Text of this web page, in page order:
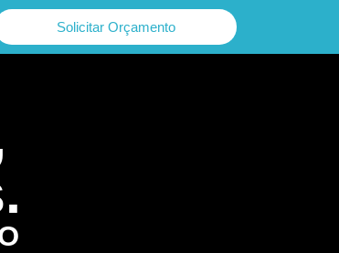
Solicitar Orçamento